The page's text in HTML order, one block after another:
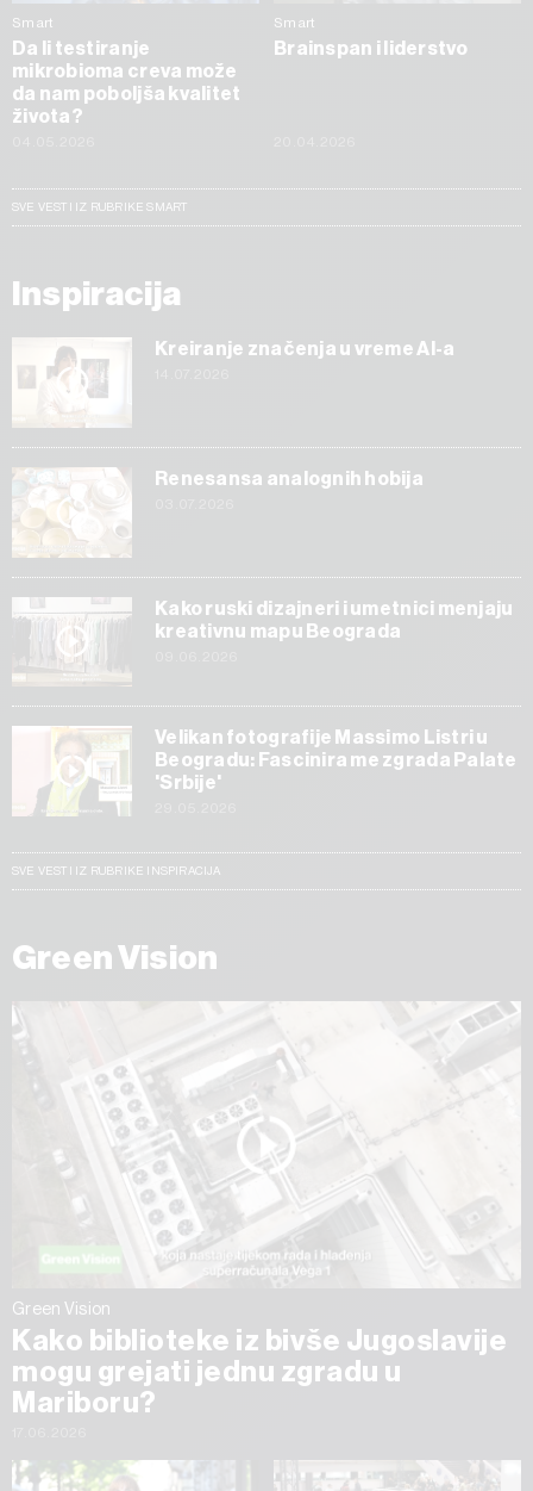
Smart
Da li testiranje
mikrobioma creva može
da nam poboljša kvalitet
života?
Smart
Brainspan i liderstvo
SVE VESTI IZ RUBRIKE SMART
Inspiracija
Kreiranje značenja u vreme AI-a
Renesansa analognih hobija
Kako ruski dizajneri i umetnici menjaju
kreativnu mapu Beograda
Velikan fotografije Massimo Listri u
Beogradu: Fascinira me zgrada Palate
'Srbije'
SVE VESTI IZ RUBRIKE INSPIRACIJA
Green Vision
Green Vision
Kako biblioteke iz bivše Jugoslavije
mogu grejati jednu zgradu u
Mariboru?